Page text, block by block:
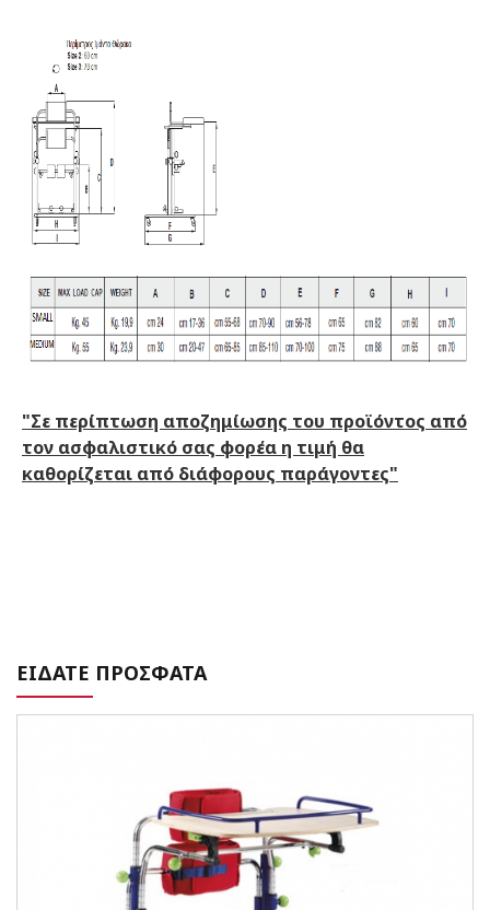
"Σε περίπτωση αποζημίωσης του προϊόντος από
τον ασφαλιστικό σας φορέα η τιμή θα
καθορίζεται από διάφορους παράγοντες"
ΕΙΔΑΤΕ ΠΡΟΣΦΑΤΑ